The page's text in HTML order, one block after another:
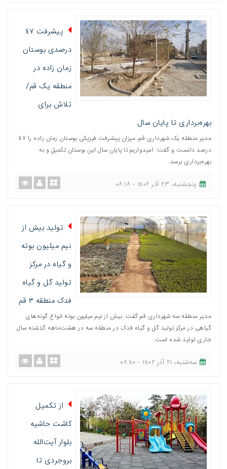
پیشرفت ٤٧
درصدی بوستان
زمان زاده در
منطقه یک قم/
تلاش برای
بهره‌برداری تا پایان سال
مدیر منطقه یک شهرداری قم، میزان پیشرفت فیزیکی بوستان زمان زاده را ٤٧
درصد دانست و گفت: امیدواریم تا پایان سال این بوستان تکمیل و به
بهره‌برداری برسد.
پنجشنبه، ٢٣ آذر ١٤٠٢ - ٠٨:١٨
تولید بیش از
نیم میلیون بوته
و گیاه در مرکز
تولید گل و گیاه
فدک منطقه ٣ قم
مدیر منطقه سه شهرداری قم گفت: بیش از نیم میلیون بوته انواع گونه‌های
گیاهی در مرکز تولید گل و گیاه فدک در منطقه سه در هشت‌ماهه گذشته سال
جاری تولید شده است.
ﺳﻪشنبه، ٢١ آذر ١٤٠٢ - ٠٨:٤٠
از تکمیل
کاشت حاشیه
بلوار آیت‌الله
بروجردی تا